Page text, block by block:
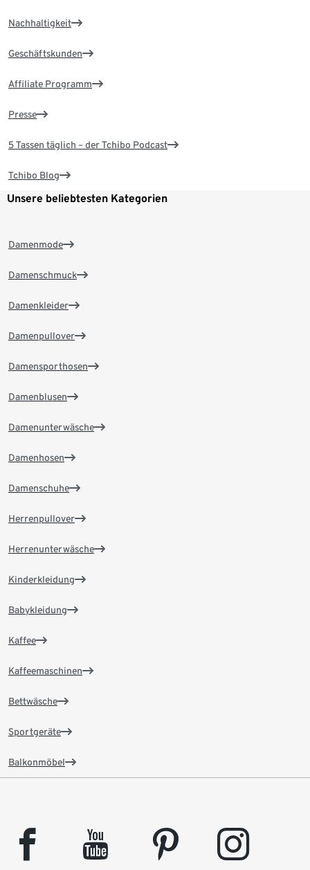
Nachhaltigkeit
Geschäftskunden
Affiliate Programm
Presse
5 Tassen täglich – der Tchibo Podcast
Tchibo Blog
Unsere beliebtesten Kategorien
Damenmode
Damenschmuck
Damenkleider
Damenpullover
Damensporthosen
Damenblusen
Damenunterwäsche
Damenhosen
Damenschuhe
Herrenpullover
Herrenunterwäsche
Kinderkleidung
Babykleidung
Kaffee
Kaffeemaschinen
Bettwäsche
Sportgeräte
Balkonmöbel
facebook youtube pinterest instagram